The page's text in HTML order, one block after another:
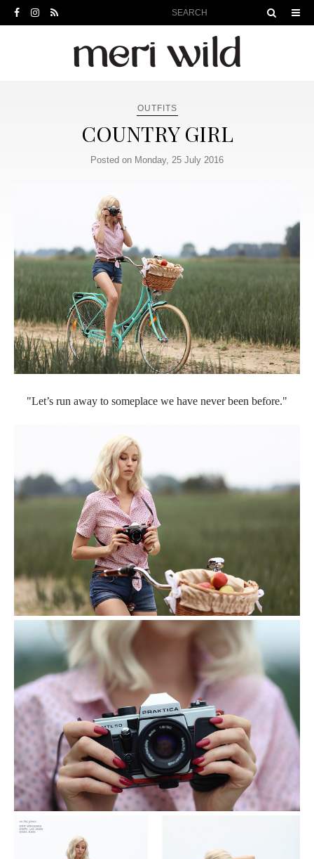
OUTFITS
COUNTRY GIRL
Posted on Monday, 25 July 2016
"Let’s run away to someplace we have never been before."